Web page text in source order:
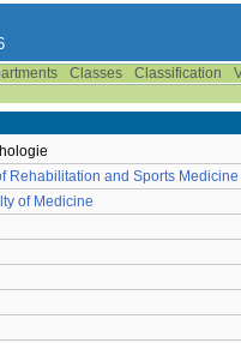
Classes Classification
Rehabilitation and Sports
of Medicine